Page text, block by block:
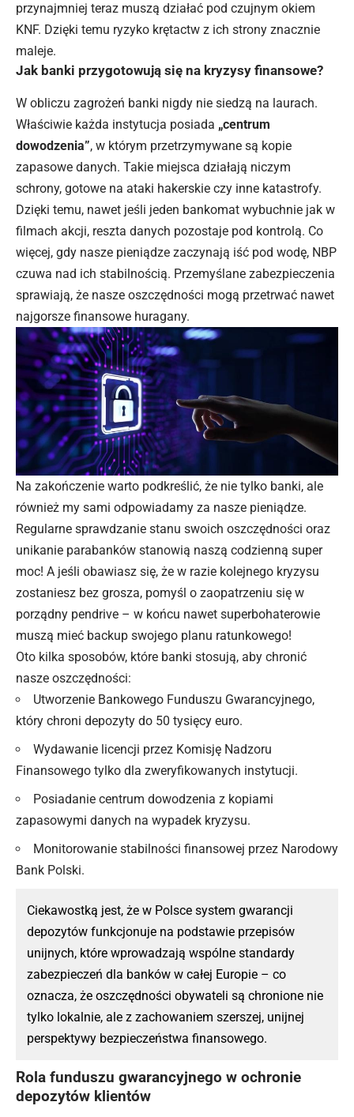
przynajmniej teraz muszą działać pod czujnym okiem
KNF. Dzięki temu ryzyko krętactw z ich strony znacznie
maleje.
Jak banki przygotowują się na kryzysy finansowe?
W obliczu zagrożeń banki nigdy nie siedzą na laurach.
Właściwie każda instytucja posiada „centrum
dowodzenia”, w którym przetrzymywane są kopie
zapasowe danych. Takie miejsca działają niczym
schrony, gotowe na ataki hakerskie czy inne katastrofy.
Dzięki temu, nawet jeśli jeden bankomat wybuchnie jak w
filmach akcji, reszta danych pozostaje pod kontrolą. Co
więcej, gdy nasze pieniądze zaczynają iść pod wodę, NBP
czuwa nad ich stabilnością. Przemyślane zabezpieczenia
sprawiają, że nasze oszczędności mogą przetrwać nawet
najgorsze finansowe huragany.
Na zakończenie warto podkreślić, że nie tylko banki, ale
również my sami odpowiadamy za nasze pieniądze.
Regularne sprawdzanie stanu swoich oszczędności oraz
unikanie parabanków stanowią naszą codzienną super
moc! A jeśli obawiasz się, że w razie kolejnego kryzysu
zostaniesz bez grosza, pomyśl o zaopatrzeniu się w
porządny pendrive – w końcu nawet superbohaterowie
muszą mieć backup swojego planu ratunkowego!
Oto kilka sposobów, które banki stosują, aby chronić
nasze oszczędności:
Utworzenie Bankowego Funduszu Gwarancyjnego,
który chroni depozyty do 50 tysięcy euro.
Wydawanie licencji przez Komisję Nadzoru
Finansowego tylko dla zweryfikowanych instytucji.
Posiadanie centrum dowodzenia z kopiami
zapasowymi danych na wypadek kryzysu.
Monitorowanie stabilności finansowej przez Narodowy
Bank Polski.
Ciekawostką jest, że w Polsce system gwarancji
depozytów funkcjonuje na podstawie przepisów
unijnych, które wprowadzają wspólne standardy
zabezpieczeń dla banków w całej Europie – co
oznacza, że oszczędności obywateli są chronione nie
tylko lokalnie, ale z zachowaniem szerszej, unijnej
perspektywy bezpieczeństwa finansowego.
Rola funduszu gwarancyjnego w ochronie
depozytów klientów